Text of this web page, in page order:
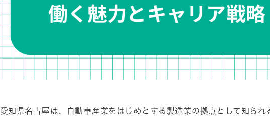
愛知県名古屋は、自動車産業をはじめとする製造業の拠点として知られ